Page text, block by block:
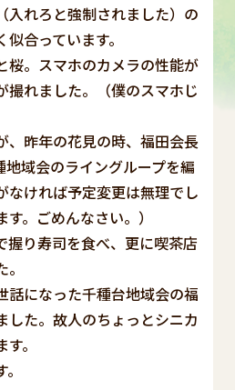
入れろと強制されました）の
合っています。
桜。スマホのカメラの性能が
撮れました。（僕のスマホじ
、昨年の花見の時、福田会長
地域会のライングループを編
なければ予定変更は無理でし
。ごめんなさい。）
握り寿司を食べ、更に喫茶店
話になった千種台地域会の福
した。故人のちょっとシニカ
。